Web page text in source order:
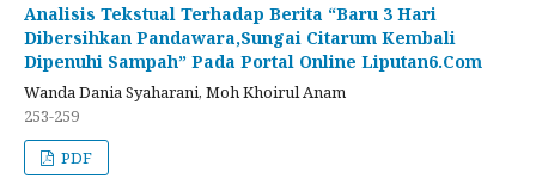
Analisis Tekstual Terhadap Berita “Baru 3 Hari
Dibersihkan Pandawara,Sungai Citarum Kembali
Dipenuhi Sampah” Pada Portal Online Liputan6.Com
Wanda Dania Syaharani, Moh Khoirul Anam
253-259
PDF